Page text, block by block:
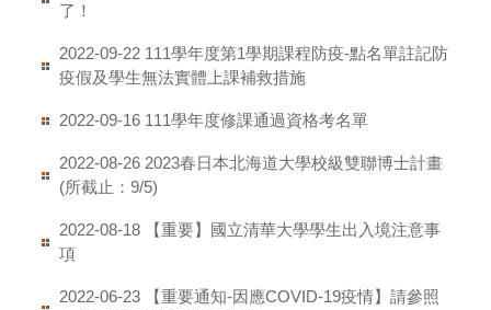
了！
2022-09-22 111學年度第1學期課程防疫-點名單註記防
疫假及學生無法實體上課補救措施
2022-09-16 111學年度修課通過資格考名單
2022-08-262023春日本北海道大學校級雙聯博士計畫
(所截止：9/5)
2022-08-18
【重要】國立清華大學學生出入境注意事
項
2022-06-23
【重要通知-因應COVID-19疫情】請參照